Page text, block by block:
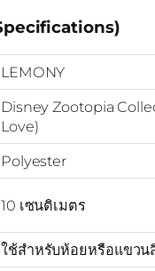
LEMONY
Disney Zootopia
Love)
Polyester
10 เซนติเมตร
ใช้สำหรับห้อยหรือแขวน